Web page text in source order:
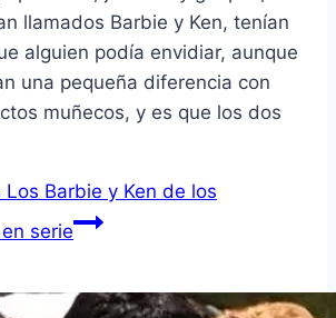
llamados Barbie y Ken, tenían
alguien podía envidiar, aunque
una pequeña diferencia con
muñecos, y es que los dos
Los Barbie y Ken de los
serie